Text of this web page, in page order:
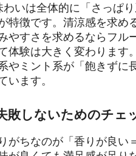
わいは全体的に「さっぱ
特徴です。清涼感を求め
やすさを求めるならフル
体験は大きく変わります
やミント系が「飽きずに
います。
敗しないためのチェ
がちなのが「香りが良い